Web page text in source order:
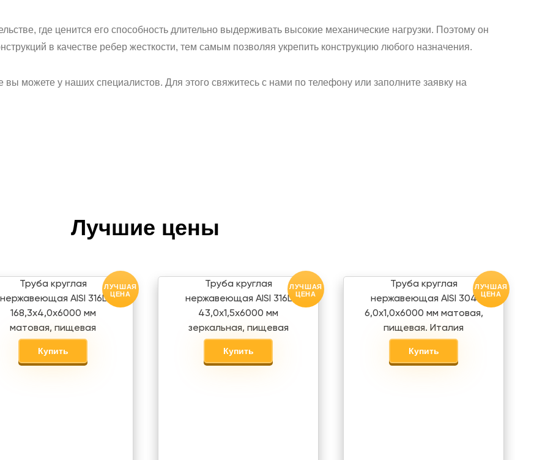
где ценится его способность длительно выдерживать высокие механические нагрузки. Поэтому он
в качестве ребер жесткости, тем самым позволяя укрепить конструкцию любого назначения.
вы можете у наших специалистов. Для этого свяжитесь с нами по телефону или заполните заявку на
Лучшие цены
Труба круглая
нержавеющая AISI 316L
168,3х4,0х6000 мм
матовая, пищевая
Купить
ЛУЧШАЯ
ЦЕНА
Труба круглая
нержавеющая AISI 316L
43,0х1,5х6000 мм
зеркальная, пищевая
Купить
ЛУЧШАЯ
ЦЕНА
Труба круглая
нержавеющая AISI 304
6,0х1,0х6000 мм матовая,
пищевая. Италия
Купить
ЛУЧШАЯ
ЦЕНА